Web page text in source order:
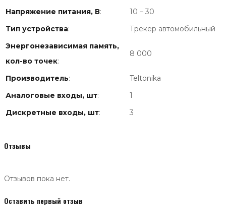
Напряжение питания, В:
10 – 30
Тип устройства:
Трекер автомобильный
Энергонезависимая память,
кол-во точек:
8 000
Производитель:
Teltonika
Аналоговые входы, шт:
1
Дискретные входы, шт: 3
Отзывы
Отзывов пока нет.
Оставить первый отзыв